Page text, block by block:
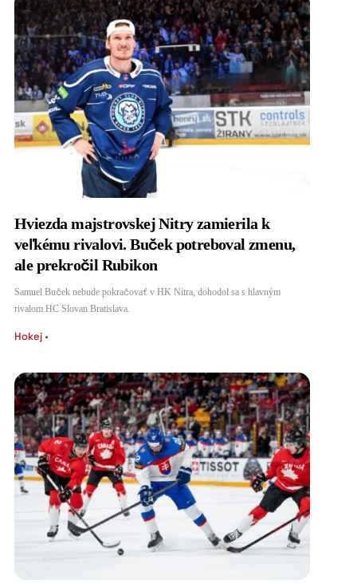
Hviezda majstrovskej Nitry zamierila k
veľkému rivalovi. Buček potreboval zmenu,
ale prekročil Rubikon
Samuel Buček nebude pokračovať v HK Nitra, dohodol sa s hlavným
rivalom HC Slovan Bratislava.
Hokej•